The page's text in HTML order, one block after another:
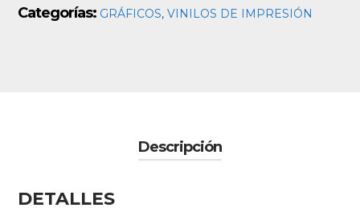
Categorías: GRÁFICOS,VINILOS DE IMPRESIÓN
Descripción
DETALLES